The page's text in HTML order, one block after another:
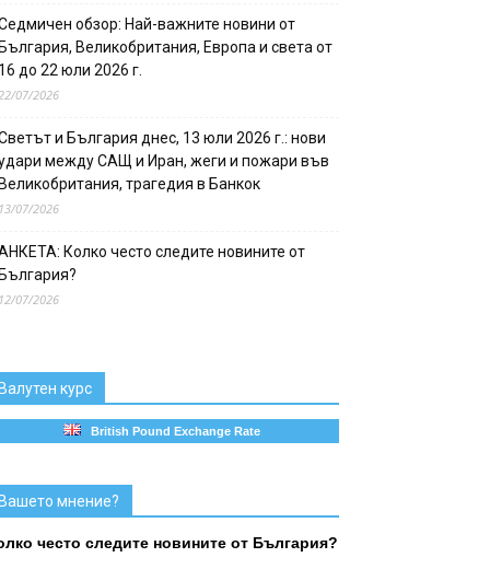
обзор: Най-важните новини от
Великобритания, Европа и света от
до 22 юли 2026 г.
07/2026
и България днес, 13 юли 2026 г.: нови
между САЩ и Иран, жеги и пожари във
трагедия в Банкок
07/2026
Колко често следите новините от
07/2026
курс
British Pound Exchange Rate
мнение?
често следите новините от България?